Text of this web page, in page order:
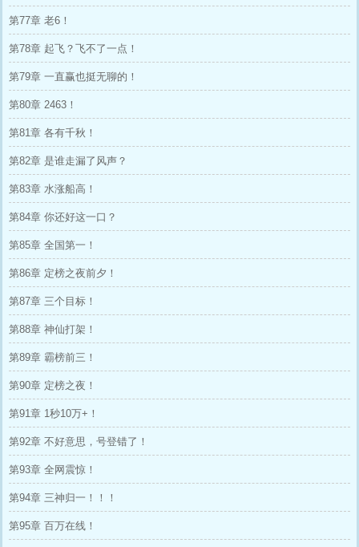
第77章 老6！
第78章 起飞？飞不了一点！
第79章 一直赢也挺无聊的！
第80章 2463！
第81章 各有千秋！
第82章 是谁走漏了风声？
第83章 水涨船高！
第84章 你还好这一口？
第85章 全国第一！
第86章 定榜之夜前夕！
第87章 三个目标！
第88章 神仙打架！
第89章 霸榜前三！
第90章 定榜之夜！
第91章 1秒10万+！
第92章 不好意思，号登错了！
第93章 全网震惊！
第94章 三神归一！！！
第95章 百万在线！